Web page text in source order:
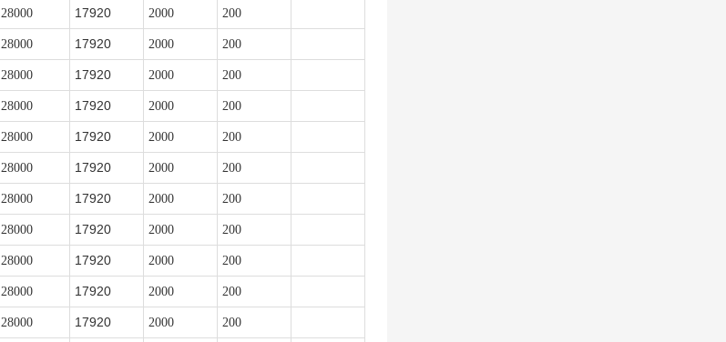
28000 17920 2000 200
28000 17920 2000 200
28000 17920 2000 200
28000 17920 2000 200
28000 17920 2000 200
28000 17920 2000 200
28000 17920 2000 200
28000 17920 2000 200
28000 17920 2000 200
28000 17920 2000 200
28000 17920 2000 200